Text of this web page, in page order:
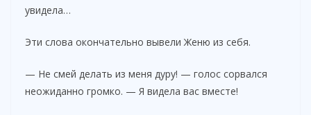
увидела…
Эти слова окончательно вывели Женю из себя.
— Не смей делать из меня дуру! — голос сорвался
неожиданно громко. — Я видела вас вместе!